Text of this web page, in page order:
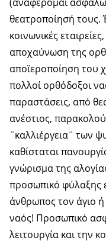
θεατροποίησή τους.
κοινωνικές
αποχαύνωση της
αποϊεροποίηση του
πολλοί ορθόδοξοι
παραστάσεις, από
ανέστιος,
¨καλλιέργεια¨ των
καθίσταται
γνώρισμα της
προσωπικό φύλαξης
άνθρωπος τον άγιο ή
ναός! Προσωπικό
λειτουργία και την